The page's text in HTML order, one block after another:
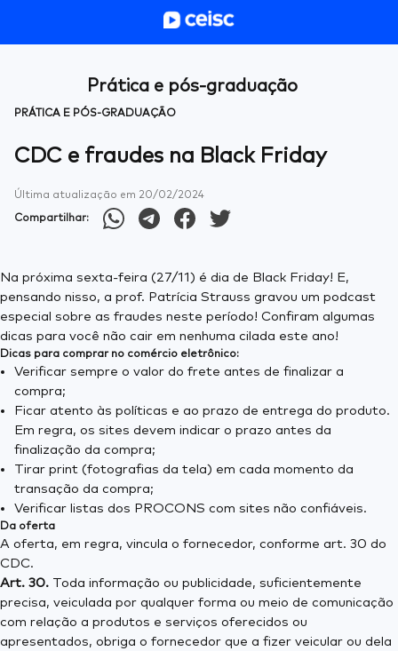
Prática e pós-graduação
PRÁTICA E PÓS-GRADUAÇÃO
CDC e fraudes na Black Friday
Última atualização em 20/02/2024
Compartilhar:
Na próxima sexta-feira (27/11) é dia de Black Friday! E,
pensando nisso, a prof. Patrícia Strauss gravou um podcast
especial sobre as fraudes neste período! Confiram algumas
dicas para você não cair em nenhuma cilada este ano!
Dicas para comprar no comércio eletrônico:
Verificar sempre o valor do frete antes de finalizar a
compra;
Ficar atento às políticas e ao prazo de entrega do produto.
Em regra, os sites devem indicar o prazo antes da
finalização da compra;
Tirar print (fotografias da tela) em cada momento da
transação da compra;
Verificar listas dos PROCONS com sites não confiáveis.
Da oferta
A oferta, em regra, vincula o fornecedor, conforme art. 30 do
CDC.
Art. 30. Toda informação ou publicidade, suficientemente
precisa, veiculada por qualquer forma ou meio de comunicação
com relação a produtos e serviços oferecidos ou
apresentados, obriga o fornecedor que a fizer veicular ou dela